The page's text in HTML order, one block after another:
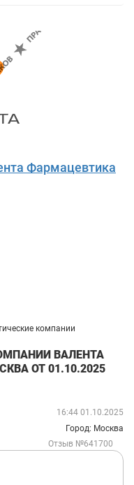
Фармацевтика
компании
ВАЛЕНТА
ОТ 01.10.2025
16:44 01.10.2025
Город: Москва
Отзыв №641700